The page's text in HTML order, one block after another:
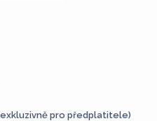
pro předplatitele)